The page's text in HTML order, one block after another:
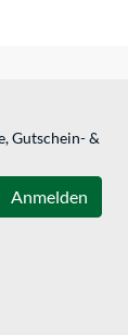
Gutschein- &
Anmelden